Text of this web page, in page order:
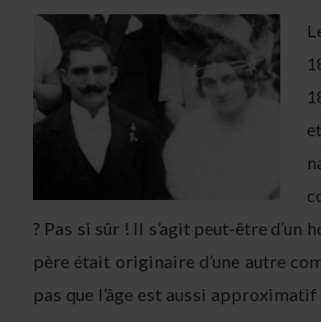
? Pas si sûr ! Il s’agit peut-être d’un
père était originaire d’une autre
pas que l’âge est aussi